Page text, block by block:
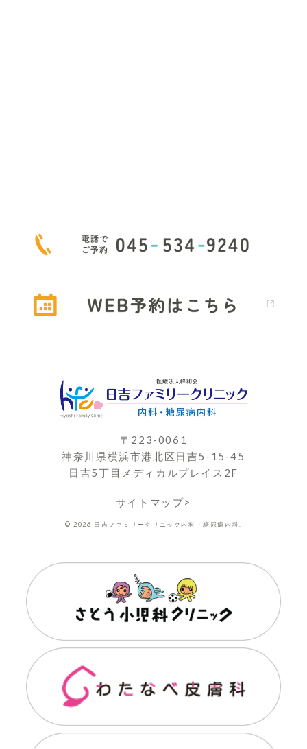
〒223-0061
神奈川県横浜市港北区日吉5-15-45
日吉5丁目メディカルプレイス2F
サイトマップ>
© 2026 日吉ファミリークリニック内科・糖尿病内科.